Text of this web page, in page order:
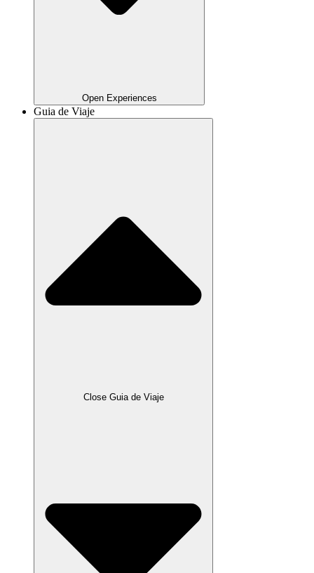
Open Experiences
Guia de Viaje
Close Guia de Viaje